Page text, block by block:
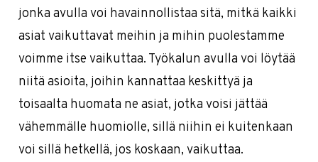
jonka avulla voi havainnollistaa sitä, mitkä kaikki
asiat vaikuttavat meihin ja mihin puolestamme
voimme itse vaikuttaa. Työkalun avulla voi löytää
niitä asioita, joihin kannattaa keskittyä ja
toisaalta huomata ne asiat, jotka voisi jättää
vähemmälle huomiolle, sillä niihin ei kuitenkaan
voi sillä hetkellä, jos koskaan, vaikuttaa.